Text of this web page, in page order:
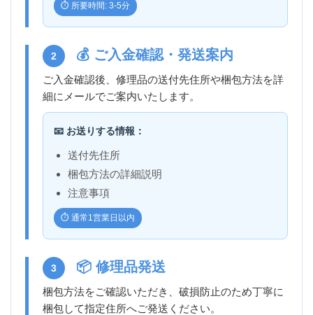
⏱️ 所要時間: 3-5分
2 💰 ご入金確認・発送案内
ご入金確認後、修理品の送付先住所や梱包方法を詳
細にメールでご案内いたします。
📧 お送りする情報：
送付先住所
梱包方法の詳細説明
注意事項
⏱️ 通常1営業日以内
3 📦 修理品発送
梱包方法をご確認いただき、破損防止のため丁寧に
梱包して指定住所へご発送ください。